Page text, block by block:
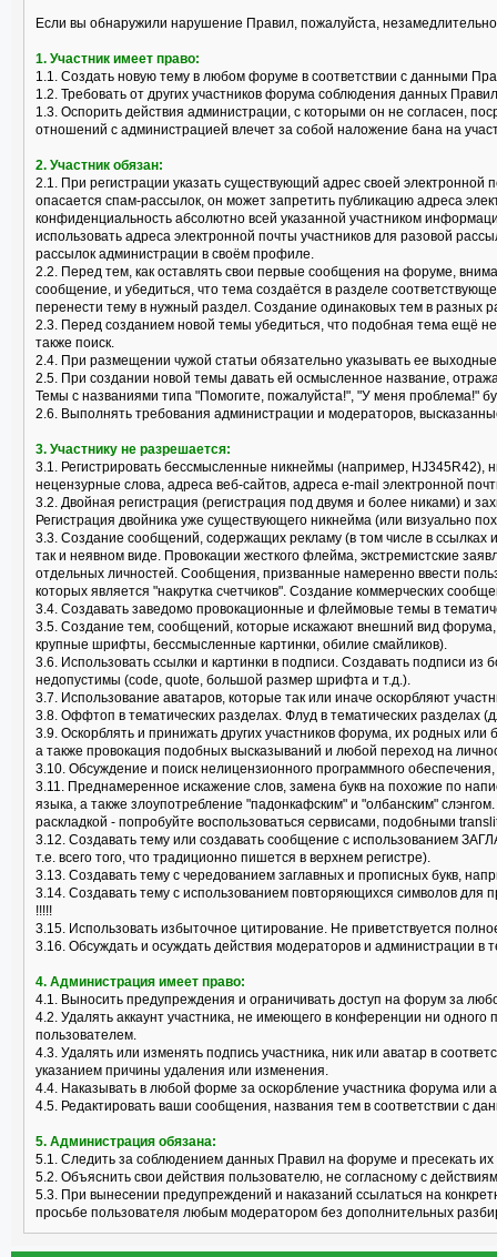
Если вы обнаружили нарушение Правил, пожалуйста,
1. Участник имеет право:
1.1. Создать новую тему в любом форуме в соответствии с данными
1.2. Требовать от других участников форума соблюдения данных
1.3. Оспорить действия администрации, с которыми он не согласен,
отношений с администрацией влечет за собой наложение бана на
2. Участник обязан:
2.1. При регистрации указать существующий адрес своей электронной
опасается спам-рассылок, он может запретить публикацию адреса
конфиденциальность абсолютно всей указанной участником
использовать адреса электронной почты участников для разовой
рассылок администрации в своём профиле.
2.2. Перед тем, как оставлять свои первые сообщения на форуме,
сообщение, и убедиться, что тема создаётся в разделе
перенести тему в нужный раздел. Создание одинаковых тем в разных
2.3. Перед созданием новой темы убедиться, что подобная тема ещё
также поиск.
2.4. При размещении чужой статьи обязательно указывать ее
2.5. При создании новой темы давать ей осмысленное название,
Темы с названиями типа "Помогите, пожалуйста!", "У меня проблема!"
2.6. Выполнять требования администрации и модераторов,
3. Участнику не разрешается:
3.1. Регистрировать бессмысленные никнеймы (например,
нецензурные слова, адреса веб-сайтов, адреса e-mail электронной
3.2. Двойная регистрация (регистрация под двумя и более никами) и
Регистрация двойника уже существующего никнейма (или визуально
3.3. Создание сообщений, содержащих рекламу (в том числе в
так и неявном виде. Провокации жесткого флейма, экстремистские
отдельных личностей. Сообщения, призванные намеренно ввести
которых является "накрутка счетчиков". Создание коммерческих
3.4. Создавать заведомо провокационные и флеймовые темы в
3.5. Создание тем, сообщений, которые искажают внешний вид
крупные шрифты, бессмысленные картинки, обилие смайликов).
3.6. Использовать ссылки и картинки в подписи. Создавать подписи
недопустимы (code, quote, большой размер шрифта и т.д.).
3.7. Использование аватаров, которые так или иначе оскорбляют
3.8. Оффтоп в тематических разделах. Флуд в тематических разделах
3.9. Оскорблять и принижать других участников форума, их родных
а также провокация подобных высказываний и любой переход на
3.10. Обсуждение и поиск нелицензионного программного
3.11. Преднамеренное искажение слов, замена букв на похожие по
языка, а также злоупотребление "падонкафским" и "олбанским"
раскладкой - попробуйте воспользоваться сервисами, подобными
3.12. Создавать тему или создавать сообщение с использованием
т.е. всего того, что традиционно пишется в верхнем регистре).
3.13. Создавать тему с чередованием заглавных и прописных букв,
3.14. Создавать тему с использованием повторяющихся символов для
!!!!!
3.15. Использовать избыточное цитирование. Не приветствуется
3.16. Обсуждать и осуждать действия модераторов и администрации в
4. Администрация имеет право:
4.1. Выносить предупреждения и ограничивать доступ на форум за
4.2. Удалять аккаунт участника, не имеющего в конференции ни
пользователем.
4.3. Удалять или изменять подпись участника, ник или аватар в
указанием причины удаления или изменения.
4.4. Наказывать в любой форме за оскорбление участника форума или
4.5. Редактировать ваши сообщения, названия тем в соответствии с
5. Администрация обязана:
5.1. Следить за соблюдением данных Правил на форуме и пресекать
5.2. Объяснить свои действия пользователю, не согласному с
5.3. При вынесении предупреждений и наказаний ссылаться на
просьбе пользователя любым модератором без дополнительных